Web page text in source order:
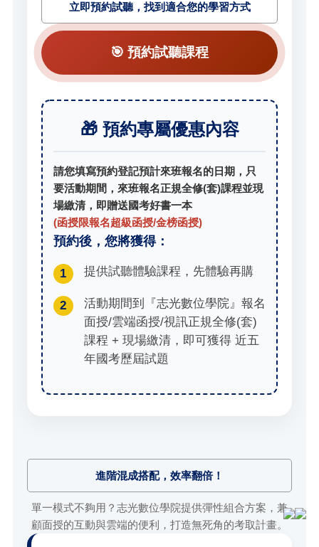
立即預約試聽，找到適合您的學習方式
🎯 預約試聽課程
🎁 預約專屬優惠內容
請您填寫預約登記預計來班報名的日期，只
要活動期間，來班報名正規全修(套)課程並現
場繳清，即贈送國考好書一本
(函授限報名超級函授/金榜函授)
預約後，您將獲得：
1 提供試聽體驗課程，先體驗再購
2
活動期間到『志光數位學院』報名
面授/雲端函授/視訊正規全修(套)
課程 + 現場繳清，即可獲得 近五
年國考歷屆試題
進階混成搭配，效率翻倍！
單一模式不夠用？志光數位學院提供彈性組合方案，兼
顧面授的互動與雲端的便利，打造無死角的考取計畫。